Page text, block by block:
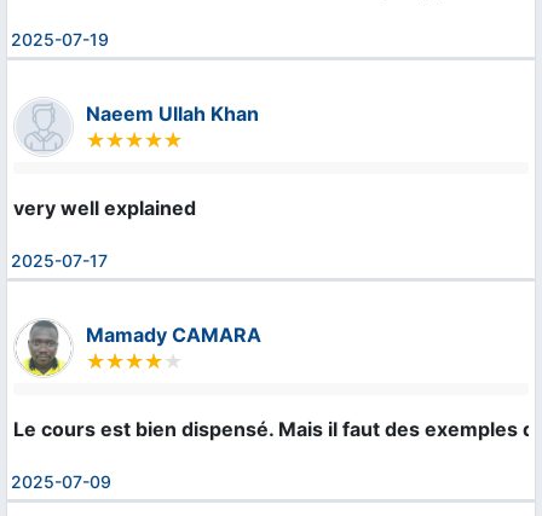
2025-07-19
Naeem Ullah Khan
very well explained
2025-07-17
Mamady CAMARA
Le cours est bien dispensé. Mais il faut des exemples
2025-07-09